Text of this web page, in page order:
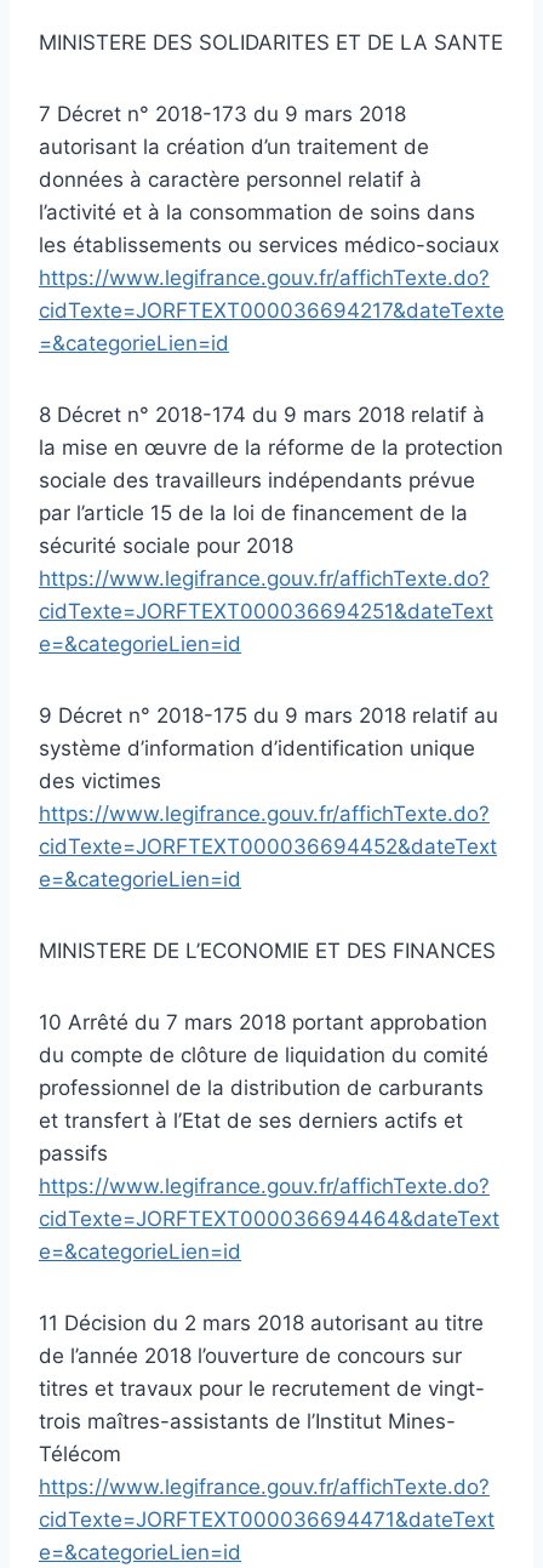
MINISTERE DES SOLIDARITES ET DE LA SANTE
7 Décret n° 2018-173 du 9 mars 2018
autorisant la création d’un traitement de
données à caractère personnel relatif à
l’activité et à la consommation de soins dans
les établissements ou services médico-sociaux
https://www.legifrance.gouv.fr/affichTexte.do?
cidTexte=JORFTEXT000036694217&dateTexte
=&categorieLien=id
8 Décret n° 2018-174 du 9 mars 2018 relatif à
la mise en œuvre de la réforme de la protection
sociale des travailleurs indépendants prévue
par l’article 15 de la loi de financement de la
sécurité sociale pour 2018
https://www.legifrance.gouv.fr/affichTexte.do?
cidTexte=JORFTEXT000036694251&dateText
e=&categorieLien=id
9 Décret n° 2018-175 du 9 mars 2018 relatif au
système d’information d’identification unique
des victimes
https://www.legifrance.gouv.fr/affichTexte.do?
cidTexte=JORFTEXT000036694452&dateText
e=&categorieLien=id
MINISTERE DE L’ECONOMIE ET DES FINANCES
10 Arrêté du 7 mars 2018 portant approbation
du compte de clôture de liquidation du comité
professionnel de la distribution de carburants
et transfert à l’Etat de ses derniers actifs et
passifs
https://www.legifrance.gouv.fr/affichTexte.do?
cidTexte=JORFTEXT000036694464&dateText
e=&categorieLien=id
11 Décision du 2 mars 2018 autorisant au titre
de l’année 2018 l’ouverture de concours sur
titres et travaux pour le recrutement de vingt-
trois maîtres-assistants de l’Institut Mines-
Télécom
https://www.legifrance.gouv.fr/affichTexte.do?
cidTexte=JORFTEXT000036694471&dateText
e=&categorieLien=id